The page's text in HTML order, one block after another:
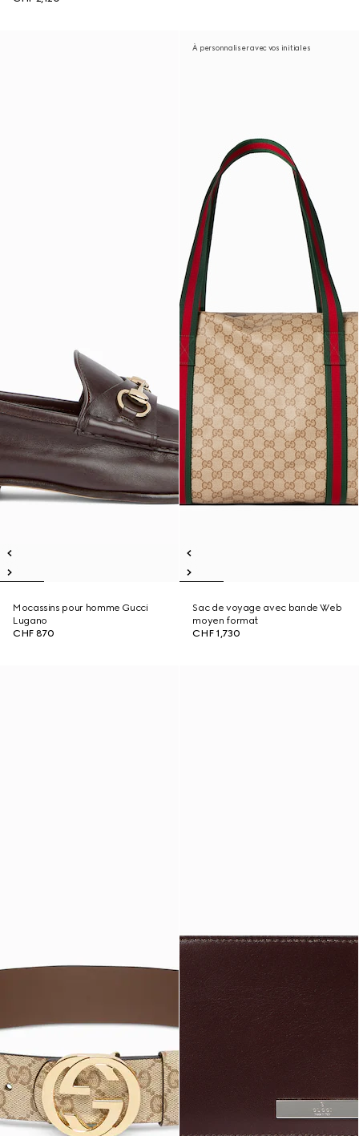
Mocassins pour homme Gucci
Lugano
CHF 870
À personnaliser avec vos initiales
Sac de voyage avec bande Web
moyen format
CHF 1,730